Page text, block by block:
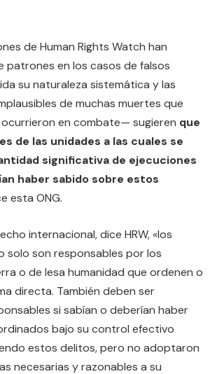
de Human Rights Watch han
patrones en los casos de falsos
su naturaleza sistemática y las
de muchas muertes que
en combate— sugieren que
de las unidades a las cuales se
significativa de ejecuciones
haber sabido sobre estos
esta ONG.
internacional, dice HRW, «los
solo son responsables por los
o de lesa humanidad que ordenen o
directa. También deben ser
si sabían o deberían haber
bajo su control efectivo
estos delitos, pero no adoptaron
necesarias y razonables a su